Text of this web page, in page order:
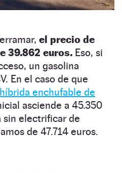
el precio de
39.862 euros. Eso, si
un gasolina
En el caso de que
enchufable de
asciende a 45.350
sin electrificar de
de 47.714 euros.